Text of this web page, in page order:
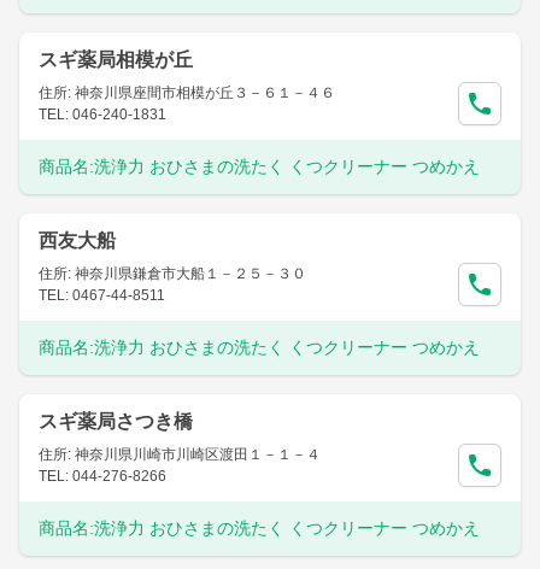
スギ薬局相模が丘
住所: 神奈川県座間市相模が丘３－６１－４６
TEL: 046-240-1831
商品名:洗浄力 おひさまの洗たく くつクリーナー つめかえ
西友大船
住所: 神奈川県鎌倉市大船１－２５－３０
TEL: 0467-44-8511
商品名:洗浄力 おひさまの洗たく くつクリーナー つめかえ
スギ薬局さつき橋
住所: 神奈川県川崎市川崎区渡田１－１－４
TEL: 044-276-8266
商品名:洗浄力 おひさまの洗たく くつクリーナー つめかえ